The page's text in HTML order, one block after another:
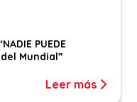
PUEDE
Mundial”
Leer más